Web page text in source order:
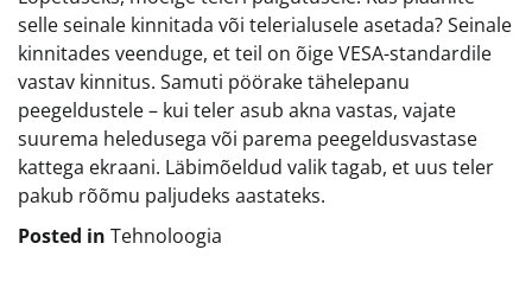
selle seinale kinnitada või telerialusele asetada? Seinale
kinnitades veenduge, et teil on õige VESA-standardile
vastav kinnitus. Samuti pöörake tähelepanu
peegeldustele – kui teler asub akna vastas, vajate
suurema heledusega või parema peegeldusvastase
kattega ekraani. Läbimõeldud valik tagab, et uus teler
pakub rõõmu paljudeks aastateks.
Posted in Tehnoloogia